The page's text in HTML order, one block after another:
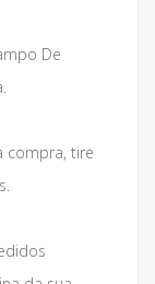
De
compra, tire